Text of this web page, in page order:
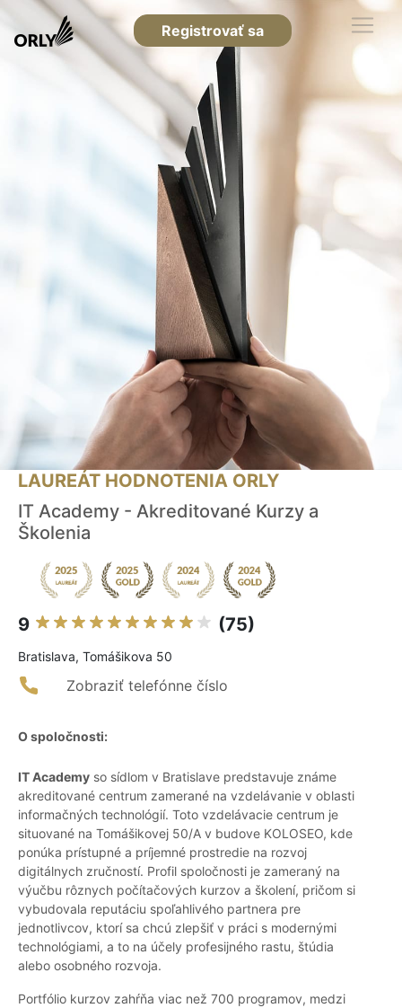
Registrovať sa
LAUREÁT HODNOTENIA ORLY
IT Academy - Akreditované Kurzy a
Školenia
9 (75)
Bratislava, Tomášikova 50
Zobraziť telefónne číslo
O spoločnosti:
IT Academy so sídlom v Bratislave predstavuje známe
akreditované centrum zamerané na vzdelávanie v oblasti
informačných technológií. Toto vzdelávacie centrum je
situované na Tomášikovej 50/A v budove KOLOSEO, kde
ponúka prístupné a príjemné prostredie na rozvoj
digitálnych zručností. Profil spoločnosti je zameraný na
výučbu rôznych počítačových kurzov a školení, pričom si
vybudovala reputáciu spoľahlivého partnera pre
jednotlivcov, ktorí sa chcú zlepšiť v práci s modernými
technológiami, a to na účely profesijného rastu, štúdia
alebo osobného rozvoja.
Portfólio kurzov zahŕňa viac než 700 programov, medzi